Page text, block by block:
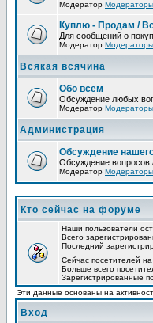
Модератор Модераторы
Куплю - Продам /
Для сообщений о
Модератор Модераторы
Всякая всячина
Обо всем
Обсуждение любых
Модератор Модераторы
Администрация
Обсуждение
Обсуждение
Модератор Модераторы
Кто сейчас на форуме
Наши пользователи
Всего
Последний
Сейчас посетителей
Больше всего
Зарегистрированные
Эти данные основаны на
Вход